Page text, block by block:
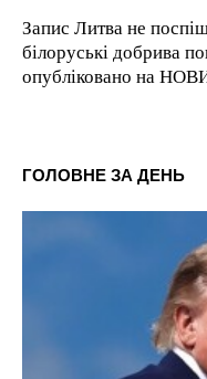
Запис Литва не
білоруські добрива
опубліковано на
ГОЛОВНЕ ЗА ДЕНЬ